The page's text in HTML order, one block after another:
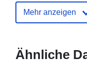
Kontaktmöglichk
Mehr anzeigen
Ähnliche